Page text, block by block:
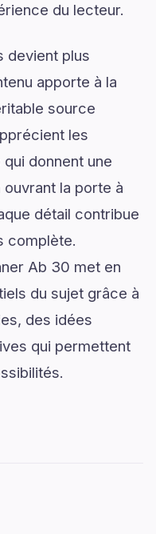
du lecteur.
devient plus
apporte à la
source
les
donnent une
la porte à
détail contribue
complète.
Ab 30 met en
du sujet grâce à
des idées
qui permettent